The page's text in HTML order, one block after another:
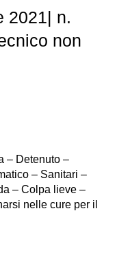
2021| n.
non
– Detenuto –
– Sanitari –
– Colpa lieve –
nelle cure per il